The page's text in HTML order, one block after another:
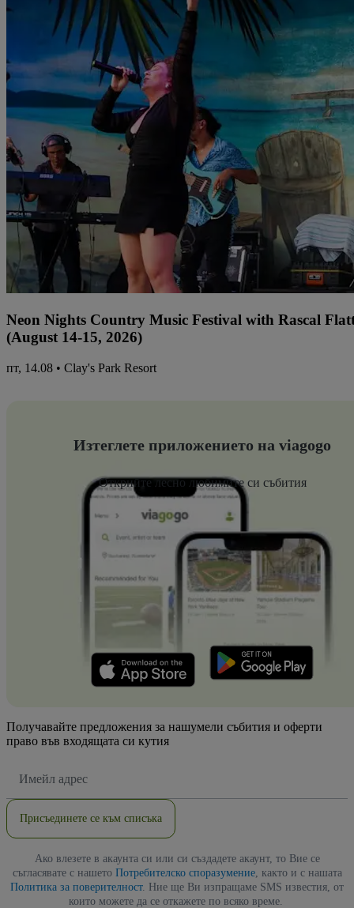
Neon Nights Country Music Festival with Rascal
(August 14-15, 2026)
пт, 14.08 • Clay's Park Resort
Изтеглете приложението на viagogo
Открийте лесно любимите си събития
Получавайте предложения за нашумели събития и оферти
право във входящата си кутия
адрес
Присъединете се към списъка
Ако влезете в акаунта си или си създадете акаунт, то Вие се
съгласявате с нашето Потребителско споразумение, както и с нашата
Политика за поверителност. Ние ще Ви изпращаме SMS известия, от
които можете да се откажете по всяко време.